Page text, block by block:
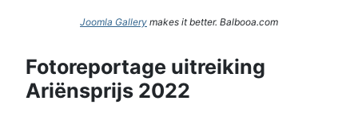
Joomla Gallery makes it better. Balbooa.com
Fotoreportage uitreiking
Ariënsprijs 2022